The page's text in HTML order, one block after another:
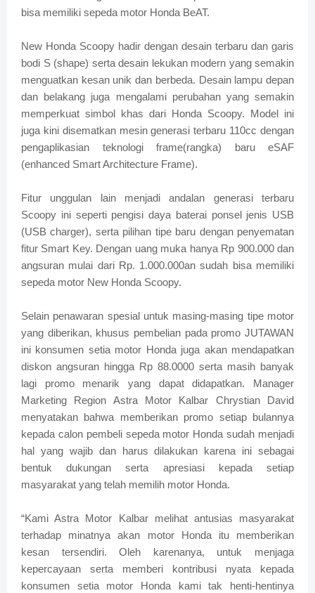
bisa memiliki sepeda motor Honda BeAT.
New Honda Scoopy hadir dengan desain terbaru dan garis
bodi S (shape) serta desain lekukan modern yang semakin
menguatkan kesan unik dan berbeda. Desain lampu depan
dan belakang juga mengalami perubahan yang semakin
memperkuat simbol khas dari Honda Scoopy. Model ini
juga kini disematkan mesin generasi terbaru 110cc dengan
pengaplikasian teknologi frame(rangka) baru eSAF
(enhanced Smart Architecture Frame).
Fitur unggulan lain menjadi andalan generasi terbaru
Scoopy ini seperti pengisi daya baterai ponsel jenis USB
(USB charger), serta pilihan tipe baru dengan penyematan
fitur Smart Key. Dengan uang muka hanya Rp 900.000 dan
angsuran mulai dari Rp. 1.000.000an sudah bisa memiliki
sepeda motor New Honda Scoopy.
Selain penawaran spesial untuk masing-masing tipe motor
yang diberikan, khusus pembelian pada promo JUTAWAN
ini konsumen setia motor Honda juga akan mendapatkan
diskon angsuran hingga Rp 88.0000 serta masih banyak
lagi promo menarik yang dapat didapatkan. Manager
Marketing Region Astra Motor Kalbar Chrystian David
menyatakan bahwa memberikan promo setiap bulannya
kepada calon pembeli sepeda motor Honda sudah menjadi
hal yang wajib dan harus dilakukan karena ini sebagai
bentuk dukungan serta apresiasi kepada setiap
masyarakat yang telah memilih motor Honda.
“Kami Astra Motor Kalbar melihat antusias masyarakat
terhadap minatnya akan motor Honda itu memberikan
kesan tersendiri. Oleh karenanya, untuk menjaga
kepercayaan serta memberi kontribusi nyata kepada
konsumen setia motor Honda kami tak henti-hentinya